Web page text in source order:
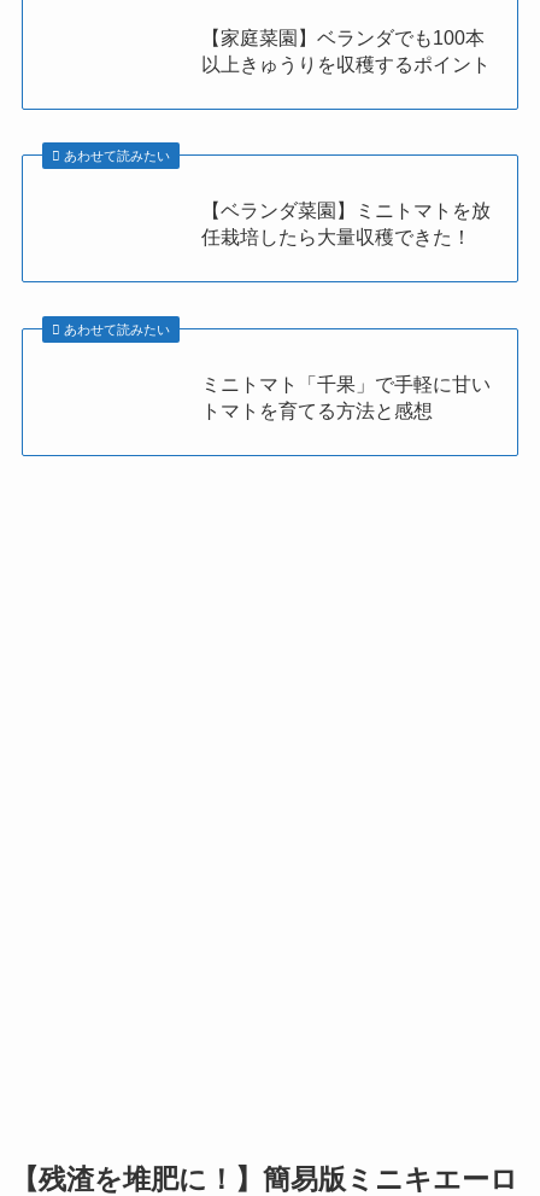
【家庭菜園】ベランダでも100本
以上きゅうりを収穫するポイント
あわせて読みたい
【ベランダ菜園】ミニトマトを放
任栽培したら大量収穫できた！
あわせて読みたい
ミニトマト「千果」で手軽に甘い
トマトを育てる方法と感想
【残渣を堆肥に！】簡易版ミニキエーロ